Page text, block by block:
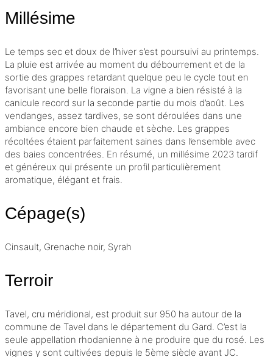
Millésime
Le temps sec et doux de l’hiver s’est poursuivi au printemps.
La pluie est arrivée au moment du débourrement et de la
sortie des grappes retardant quelque peu le cycle tout en
favorisant une belle floraison. La vigne a bien résisté à la
canicule record sur la seconde partie du mois d’août. Les
vendanges, assez tardives, se sont déroulées dans une
ambiance encore bien chaude et sèche. Les grappes
récoltées étaient parfaitement saines dans l’ensemble avec
des baies concentrées. En résumé, un millésime 2023 tardif
et généreux qui présente un profil particulièrement
aromatique, élégant et frais.
Cépage(s)
Cinsault, Grenache noir, Syrah
Terroir
Tavel, cru méridional, est produit sur 950 ha autour de la
commune de Tavel dans le département du Gard. C’est la
seule appellation rhodanienne à ne produire que du rosé. Les
vignes y sont cultivées depuis le 5ème siècle avant JC.